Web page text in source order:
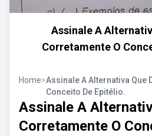
Assinale A
Corretamente O
Home>Assinale A Alternativa Que
Conceito De Epitélio.
Assinale A
Corretamente O